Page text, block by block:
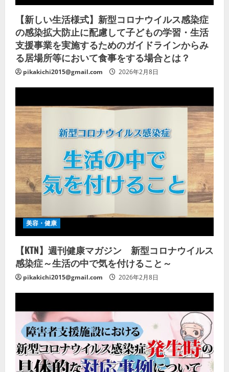
【新しい生活様式】新型コロナウイルス感染症
の感染拡大防止に配慮して子どもの学習・生活
支援事業を実施するためのガイドラインからみ
る居場所等において食事をする場合とは？
pikakichi2015@gmail.com 2026年2月8日
美容・健康
【KTN】週刊健康マガジン 新型コロナウイルス
感染症～生活の中で気を付けること～
pikakichi2015@gmail.com 2026年2月8日